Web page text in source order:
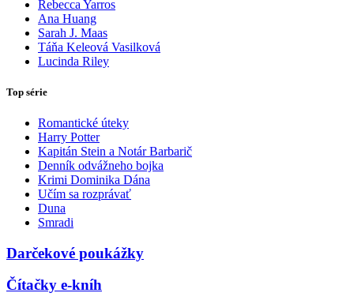
Rebecca Yarros
Ana Huang
Sarah J. Maas
Táňa Keleová Vasilková
Lucinda Riley
Top série
Romantické úteky
Harry Potter
Kapitán Stein a Notár Barbarič
Denník odvážneho bojka
Krimi Dominika Dána
Učím sa rozprávať
Duna
Smradi
Darčekové poukážky
Čítačky e-kníh